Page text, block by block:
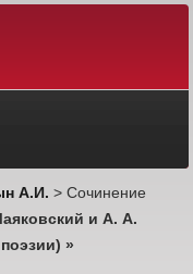
А.И. > Сочинение
и А. А.
»